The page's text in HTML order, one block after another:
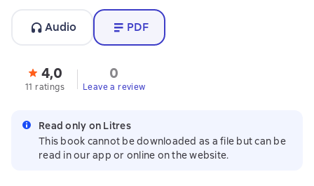
Audio PDF
4,0
11 ratings
0
Leave a review
Read only on Litres
This book cannot be downloaded as a file but can be
read in our app or online on the website.